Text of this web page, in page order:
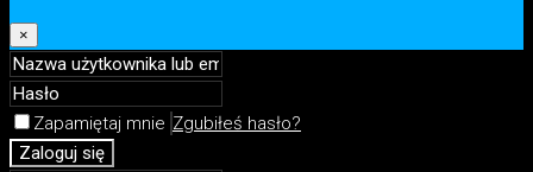
×
Zapamiętaj mnie Zgubiłeś hasło?
Zaloguj się